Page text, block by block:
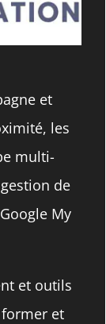
et
les
multi-
de
My
et outils
et